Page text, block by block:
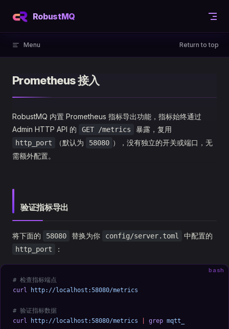
Skip to content
RobustMQ
Menu Return to top
Prometheus 接入
RobustMQ 内置 Prometheus 指标导出功能，指标始终通过
Admin HTTP API 的
GET /metrics 暴露，复用
http_port （默认为 58080 ），没有独立的开关或端口，无
需额外配置。
验证指标导出
将下面的 58080 替换为你 config/server.toml 中配置的
http_port ：
bash
# 检查指标端点
curl http://localhost:58080/metrics
# 验证指标数据
curl http://localhost:58080/metrics grep mqtt_